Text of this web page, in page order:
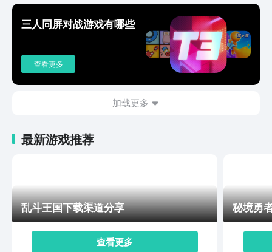
比较轻快舒缓，在消除时音乐效果真的是很清脆解压的，
就算长时间玩也不会觉得很累。这款游戏没有强制性的广
告，主要就是纯粹的游戏乐趣，大家可以利用碎片化的时
间去开一局，只需要几分钟就能够通关。特别适合于日常
解压，除了基础性闯关之外，这里还会有趣味性的收集系
统。解锁的元素全部都可以收录到专属的元素图鉴里面。
元素连锁师手游预约一直已经分享给大家，这个游戏比较
妙的地方就在于把枯燥的化学知识还有轻松的消除玩法结
三人同屏对战游戏有哪些
查看更多
加载更多
最新游戏推荐
乱斗王国下载渠道分享
查看更多
秘境勇